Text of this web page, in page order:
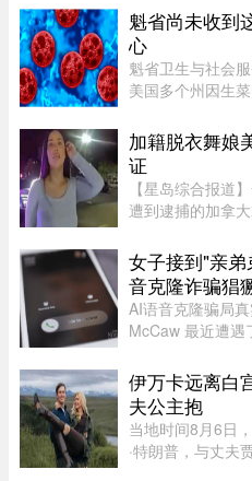
六年后，当蓝线
的 Azur 列车从绿
魁省尚未收到
心
魁省卫生与社会
美国多个州因生
报告。这种由寄
食物或水传播，
加籍脱衣舞娘
证
【星岛综合报道
遭到逮捕的加拿
了更惊人的内幕
的12张假身份证
女子接到"亲
音克隆诈骗猖
AI语音克隆骗局
McCaw 最近遭
叫出了她弟弟的
样。"电话那头听
伊万卡远离白
夫公主抱
当地时间8月6日
·特朗普，与丈夫